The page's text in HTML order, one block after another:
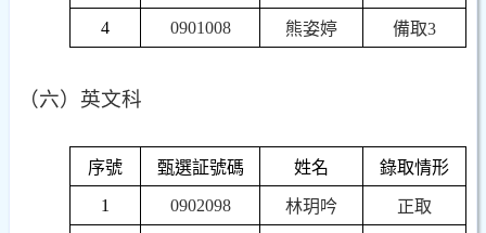
4 0901008 熊姿婷 備取3
（六）英文科
序號 甄選証號碼 姓名 錄取情形
1 0902098 林玥吟 正取